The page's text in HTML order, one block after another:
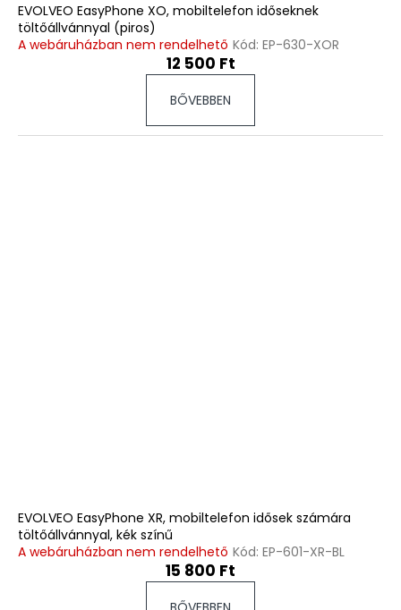
EVOLVEO EasyPhone XO, mobiltelefon időseknek
töltőállvánnyal (piros)
A webáruházban nem rendelhető Kód: EP-630-XOR
12 500 Ft
BŐVEBBEN
EVOLVEO EasyPhone XR, mobiltelefon idősek számára
töltőállvánnyal, kék színű
A webáruházban nem rendelhető Kód: EP-601-XR-BL
15 800 Ft